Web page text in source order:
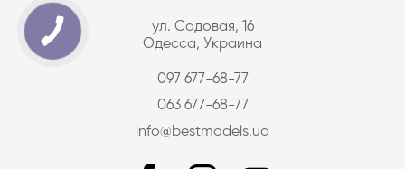
ул. Садовая, 16
Одесса, Украина
097 677-68-77
063 677-68-77
info@bestmodels.ua